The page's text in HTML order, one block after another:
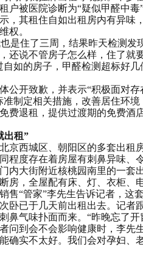
户被医院诊断为“疑似甲醛中毒
，其租住自如出租房内有异味
权。
也是住了三周，结果昨天检测
还说不管房子怎么样，住了就
如的房子，甲醛检测超标好
公开致歉，并表示“积极面对
制定相关措施，改善居住环
费退租，提供过渡期的免费酒
出租”
京西城区、朝阳区的多套出租
程度存在着房屋有刺鼻异味、
内大街附近核桃园南里的一套
房，全屋配有床、灯、衣柜、
售“管家”李先生告诉记者，这
卧已于几天前出租出去。记者
鼻气味扑面而来。“昨晚忘了
问到会不会影响健康时，李先
确实不太好。我们会对孕妇、